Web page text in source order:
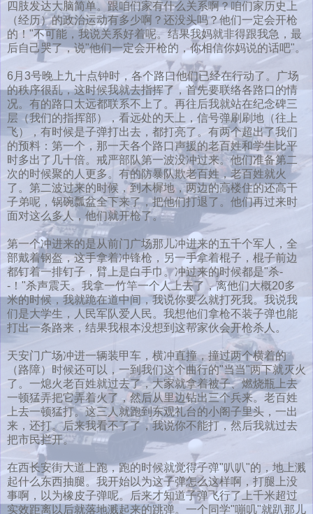
四肢发达大脑简单。跟咱们家有什么关系啊？咱们家历史上
（经历）的政治运动有多少啊？还没头吗？他们一定会开枪
的！"不可能，我说关系好着呢。结果我妈就非得跟我急，最
后自己哭了，说"他们一定会开枪的，你相信你妈说的话吧"。
6月3号晚上九十点钟时，各个路口他们已经在行动了。广场
的秩序很乱，这时候我就去指挥了，首先要联络各路口的情
况。有的路口太远都联系不上了。再往后我就站在纪念碑三
层（我们的指挥部），看远处的天上，信号弹刷刷地（往上
飞），有时候是子弹打出去，都打亮了。有两个超出了我们
的预料：第一个，那一天各个路口声援的老百姓和学生比平
时多出了几十倍。戒严部队第一波没冲过来。他们准备第二
次的时候聚的人更多。有的防暴队欺老百姓，老百姓就火
了。第二波过来的时候，到木樨地，两边的高楼住的还高干
子弟呢，锅碗瓢盆全下来了，把他们打退了。他们再过来时
面对这么多人，他们就开枪了。
第一个冲进来的是从前门广场那儿冲进来的五千个军人，全
部戴着钢盔，这手拿着冲锋枪，另一手拿着棍子，棍子前边
都钉着一排钉子，臂上是白手巾。冲过来的时候都是"杀-
-！"杀声震天。我拿一竹竿一个人上去了，离他们大概20多
米的时候，我就跪在道中间，我说你要么就打死我。我说我
们是大学生，人民军队爱人民。我想他们拿枪不装子弹也能
打出一条路来，结果我根本没想到这帮家伙会开枪杀人。
天安门广场冲进一辆装甲车，横冲直撞，撞过两个横着的
（路障）时候还可以，一到我们这个曲行的"当当"两下就灭火
了。一熄火老百姓就过去了，大家就拿着被子、燃烧瓶上去
一顿猛弄把它弄着火了，然后从里边钻出三个兵来。老百姓
上去一顿猛打。这三人就跑到东观礼台的小阁子里头，一出
来，还打。后来我看不了了，我说你不能打，然后我就过去
把市民拦开。
在西长安街大道上跑，跑的时候就觉得子弹"叭叭"的，地上溅
起什么东西抽腿。我开始以为这子弹怎么这样啊，打腿上没
事啊，以为橡皮子弹呢。后来才知道子弹飞行了上千米超过
实效距离以后就落地溅起来的跳弹。一个同学"嘣叽"就趴那儿